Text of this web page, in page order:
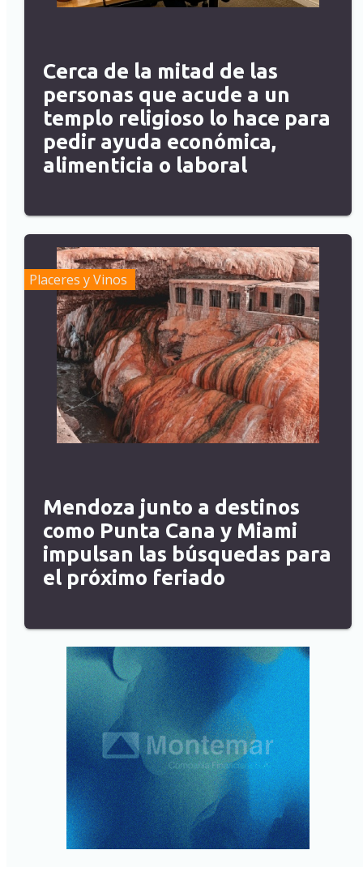
Cerca de la mitad de las
personas que acude a un
templo religioso lo hace para
pedir ayuda económica,
alimenticia o laboral
Placeres y Vinos
Mendoza junto a destinos
como Punta Cana y Miami
impulsan las búsquedas para
el próximo feriado